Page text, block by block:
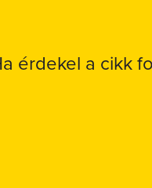
érdekel a cikk